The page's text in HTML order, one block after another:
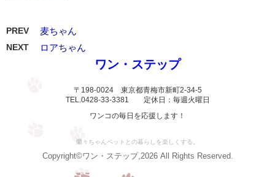
PREV 麦ちゃん
NEXT ロアちゃん
ワン・ステップ
〒198-0024 東京都青梅市新町2-34-5
TEL.0428-33-3381 定休日：毎週火曜日
ワンコの毎日を応援します！
蘭々ちゃんペットとの暮らしを楽しくする。
Copyright©ワン・ステップ,2026 All Rights Reserved.